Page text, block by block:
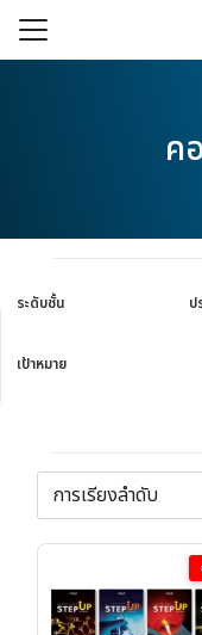
Skip
เรา
ค
ระดับชั้น ป
เป้าหมาย